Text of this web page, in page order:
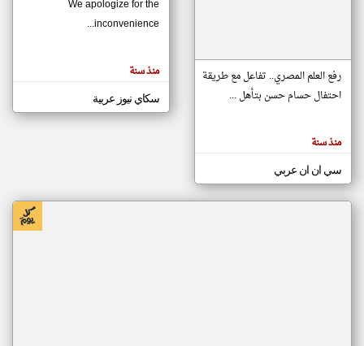
مصادر الأخبار من موريتانيا
اخبار موريتانيا على مدار الساعة
أهم اخبار موريتانيا العاجلة والمباشرة
المقالات
الموجوده
هنا عن
رفع العلم المصري.. تفاعل مع طريقة
احتفال حسام حسن بتأهل ...
منذ سنة
سي ان ان عربي
We apologize for the
inconvenience...
منذ سنة
سكاي نيوز عربية
klyoum.com